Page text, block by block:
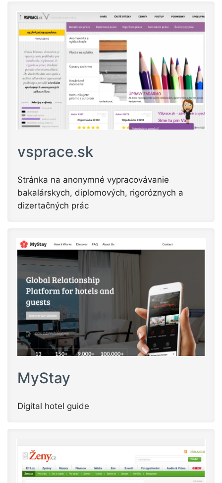
vsprace.sk
Stránka na anonymné vypracovávanie
bakalárskych, diplomových, rigoróznych a
dizertačných prác
MyStay
Digital hotel guide